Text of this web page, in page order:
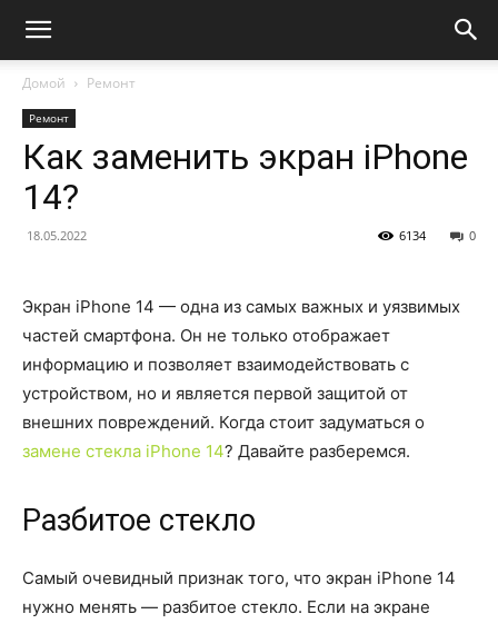
Домой Ремонт
Ремонт
Как заменить экран iPhone
14?
18.05.2022 0
6134
Экран iPhone 14 — одна из самых важных и уязвимых
частей смартфона. Он не только отображает
информацию и позволяет взаимодействовать с
устройством, но и является первой защитой от
внешних повреждений. Когда стоит задуматься о
замене стекла iPhone 14? Давайте разберемся.
Разбитое стекло
Самый очевидный признак того, что экран iPhone 14
нужно менять — разбитое стекло. Если на экране